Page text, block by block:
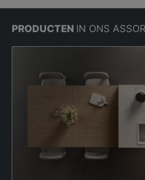
PRODUCTEN IN ONS